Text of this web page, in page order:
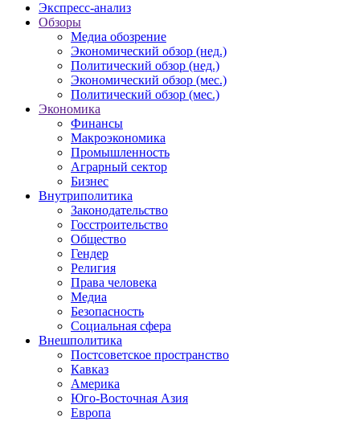
Экспресс-анализ
Обзоры
Медиа обозрение
Экономический обзор (нед.)
Политический обзор (нед.)
Экономический обзор (мес.)
Политический обзор (мес.)
Экономика
Финансы
Макроэкономика
Промышленность
Аграрный сектор
Бизнес
Внутриполитика
Законодательство
Госстроительство
Общество
Гендер
Религия
Права человека
Медиа
Безопасность
Социальная сфера
Внешполитика
Постсоветское пространство
Кавказ
Америка
Юго-Восточная Азия
Европа